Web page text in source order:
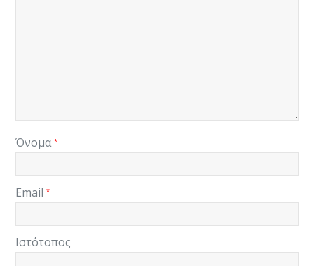
Όνομα*
Email*
Ιστότοπος